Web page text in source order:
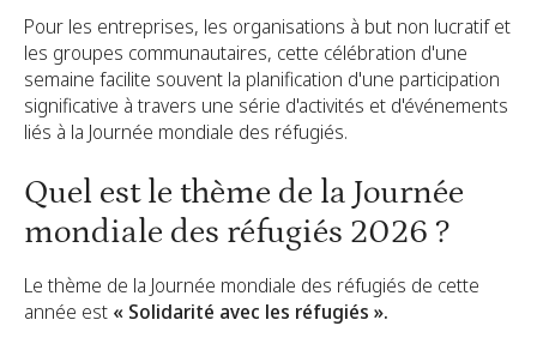
Pour les entreprises, les organisations à but non lucratif et
les groupes communautaires, cette célébration d'une
semaine facilite souvent la planification d'une participation
significative à travers une série d'activités et d'événements
liés à la Journée mondiale des réfugiés.
Quel est le thème de la Journée
mondiale des réfugiés 2026 ?
Le thème de la Journée mondiale des réfugiés de cette
année est « Solidarité avec les réfugiés ».